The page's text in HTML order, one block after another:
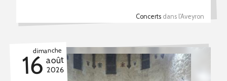
Concerts dans l'Aveyron
dimanche
16 août
2026